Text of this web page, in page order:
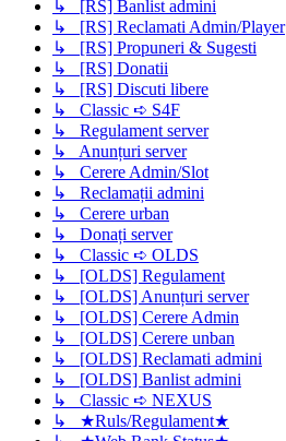
↳ [RS] Banlist admini
↳ [RS] Reclamati Admin/Player
↳ [RS] Propuneri & Sugesti
↳ [RS] Donatii
↳ [RS] Discuti libere
↳ Classic ➪ S4F
↳ Regulament server
↳ Anunțuri server
↳ Cerere Admin/Slot
↳ Reclamații admini
↳ Cerere urban
↳ Donați server
↳ Classic ➪ OLDS
↳ [OLDS] Regulament
↳ [OLDS] Anunțuri server
↳ [OLDS] Cerere Admin
↳ [OLDS] Cerere unban
↳ [OLDS] Reclamati admini
↳ [OLDS] Banlist admini
↳ Classic ➪ NEXUS
↳ ★Ruls/Regulament★